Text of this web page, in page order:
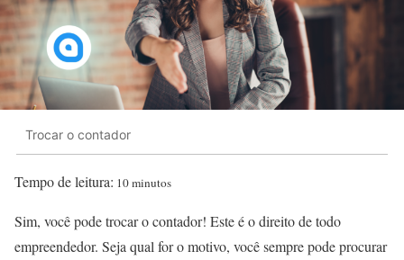
Trocar o contador
Tempo de leitura: 10 minutos
Sim, você pode trocar o contador! Este é o direito de todo
empreendedor. Seja qual for o motivo, você sempre pode procurar